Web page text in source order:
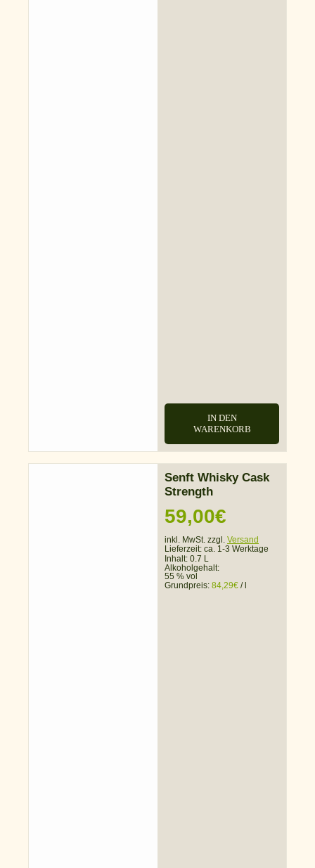
IN DEN
WARENKORB
Senft Whisky Cask
Strength
59,00€
inkl. MwSt. zzgl. Versand
Lieferzeit: ca. 1-3 Werktage
Inhalt: 0.7 L
Alkoholgehalt:
55 % vol
Grundpreis: 84,29€ /